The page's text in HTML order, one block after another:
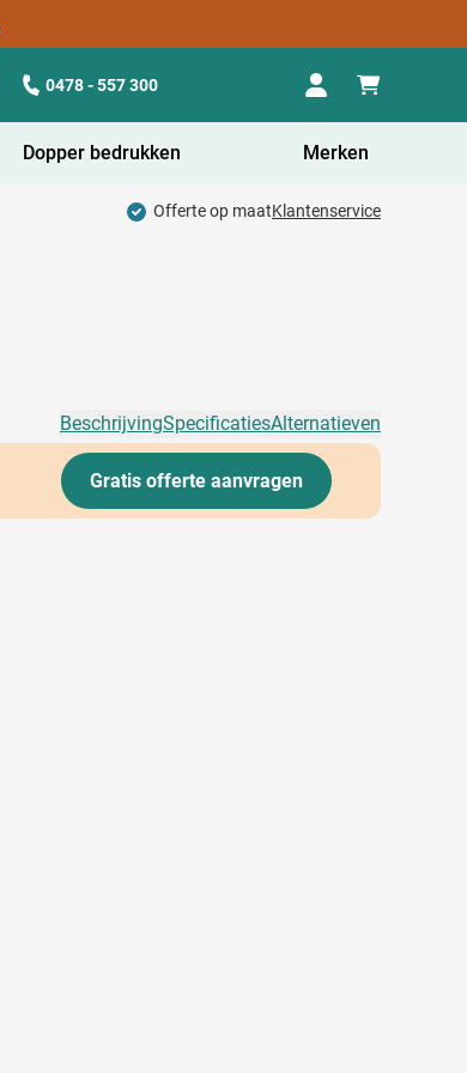
0478 - 557 300
Dopper bedrukken Merken
Offerte op maatKlantenservice
BeschrijvingSpecificatiesAlternatieven
Gratis offerte aanvragen